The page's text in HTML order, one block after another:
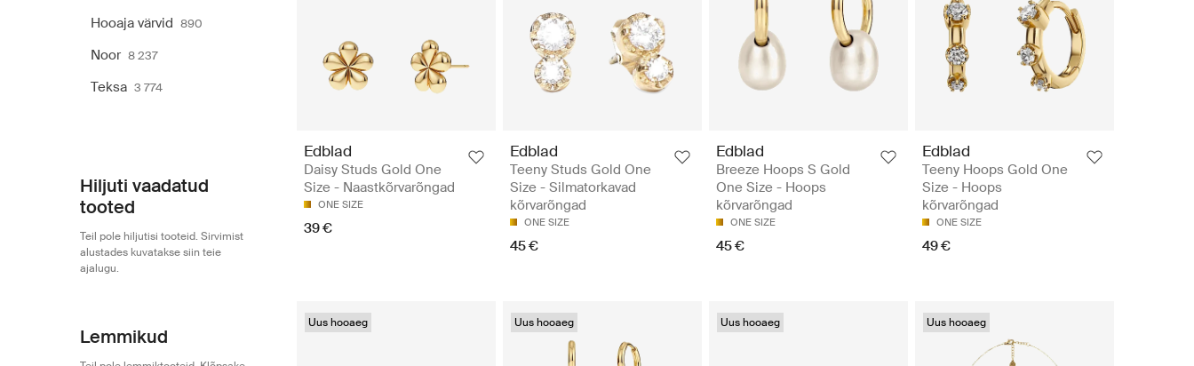
Hooaja värvid 890
Noor 8 237
Teksa 3 774
Hiljuti vaadatud
tooted
Teil pole hiljutisi tooteid. Sirvimist
alustades kuvatakse siin teie
ajalugu.
Lemmikud
Edblad
Daisy Studs Gold One
Size - Naastkõrvarõngad
ONE SIZE
39 €
Edblad
Teeny Studs Gold One
Size - Silmatorkavad
kõrvarõngad
ONE SIZE
45 €
Edblad
Breeze Hoops S Gold
One Size - Hoops
kõrvarõngad
ONE SIZE
45 €
Edblad
Teeny Hoops Gold One
Size - Hoops
kõrvarõngad
ONE SIZE
49 €
Uus hooaeg Uus hooaeg Uus hooaeg Uus hooaeg